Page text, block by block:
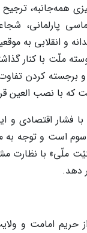
همه‌جانبه،
پارلمانی،
و انقلابی به
ملّت با کنار
برجسته کردن
با نصب العین
فشار اقتصادی و
است و توجه به
ملّی» با نظارت
دهد.
حریم امامت و